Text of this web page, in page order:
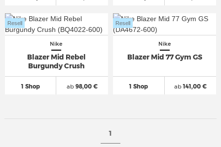
Nike
Blazer Mid Rebel
Burgundy Crush
1 Shop
Resell
ab98,00 €
Nike
Blazer Mid 77 Gym GS
1 Shop
Resell
ab141,00 €
1